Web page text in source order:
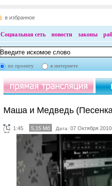
в избранное
Социальная сеть новости законы
по проекту в интернете
Маша и Медведь
1:45 5,15 Мб Дата: 07 Октября